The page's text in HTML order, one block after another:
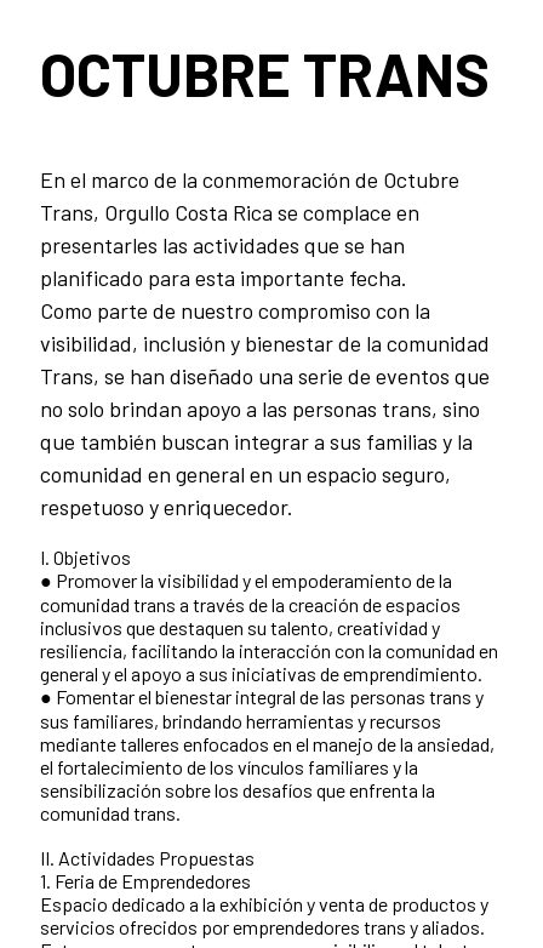
OCTUBRE TRANS
En el marco de la conmemoración de Octubre
Trans, Orgullo Costa Rica se complace en
presentarles las actividades que se han
planificado para esta importante fecha.
Como parte de nuestro compromiso con la
visibilidad, inclusión y bienestar de la comunidad
Trans, se han diseñado una serie de eventos que
no solo brindan apoyo a las personas trans, sino
que también buscan integrar a sus familias y la
comunidad en general en un espacio seguro,
respetuoso y enriquecedor.
I. Objetivos
● Promover la visibilidad y el empoderamiento de la
comunidad trans a través de la creación de espacios
inclusivos que destaquen su talento, creatividad y
resiliencia, facilitando la interacción con la comunidad en
general y el apoyo a sus iniciativas de emprendimiento.
● Fomentar el bienestar integral de las personas trans y
sus familiares, brindando herramientas y recursos
mediante talleres enfocados en el manejo de la ansiedad,
el fortalecimiento de los vínculos familiares y la
sensibilización sobre los desafíos que enfrenta la
comunidad trans.
II. Actividades Propuestas
1. Feria de Emprendedores
Espacio dedicado a la exhibición y venta de productos y
servicios ofrecidos por emprendedores trans y aliados.